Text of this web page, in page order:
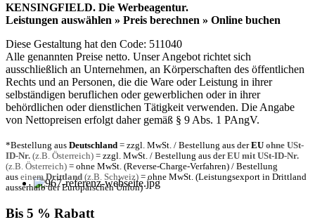
KENSINGFIELD. Die Werbeagentur.
Leistungen auswählen » Preis berechnen » Online buchen
Diese Gestaltung hat den Code: 511040
Alle genannten Preise netto. Unser Angebot richtet sich
ausschließlich an Unternehmen, an Körperschaften des öffentlichen
Rechts und an Personen, die die Ware oder Leistung in ihrer
selbständigen beruflichen oder gewerblichen oder in ihrer
behördlichen oder dienstlichen Tätigkeit verwenden. Die Angabe
von Nettopreisen erfolgt daher gemäß § 9 Abs. 1 PAngV.
*Bestellung aus Deutschland = zzgl. MwSt. / Bestellung aus derEU ohne USt-
ID-Nr. (z.B. Österreich) = zzgl. MwSt. / Bestellung aus derEU mit USt-ID-Nr.
(z.B. Österreich) = ohne MwSt. (Reverse-Charge-Verfahren) / Bestellung
aus einem Drittland (z.B. Schweiz) = ohne MwSt. (Leistungsexport in Drittland
ausserhalb der Europäischen Union)
Bis 5 % Rabatt